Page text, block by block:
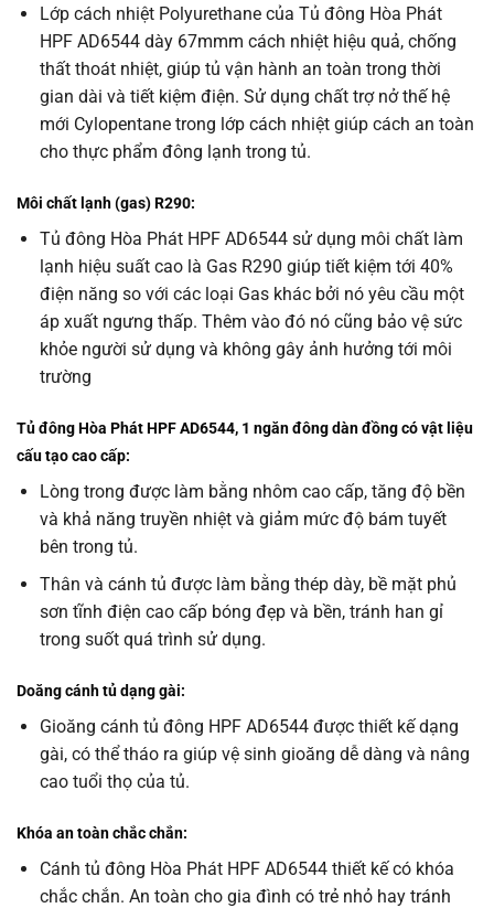
Lớp cách nhiệt Polyurethane của Tủ đông Hòa Phát
HPF AD6544 dày 67mmm cách nhiệt hiệu quả, chống
thất thoát nhiệt, giúp tủ vận hành an toàn trong thời
gian dài và tiết kiệm điện. Sử dụng chất trợ nở thế hệ
mới Cylopentane trong lớp cách nhiệt giúp cách an toàn
cho thực phẩm đông lạnh trong tủ.
Môi chất lạnh (gas) R290:
Tủ đông Hòa Phát HPF AD6544 sử dụng môi chất làm
lạnh hiệu suất cao là Gas R290 giúp tiết kiệm tới 40%
điện năng so với các loại Gas khác bởi nó yêu cầu một
áp xuất ngưng thấp. Thêm vào đó nó cũng bảo vệ sức
khỏe người sử dụng và không gây ảnh hưởng tới môi
trường
Tủ đông Hòa Phát HPF AD6544, 1 ngăn đông dàn đồng có vật liệu
cấu tạo cao cấp:
Lòng trong được làm bằng nhôm cao cấp, tăng độ bền
và khả năng truyền nhiệt và giảm mức độ bám tuyết
bên trong tủ.
Thân và cánh tủ được làm bằng thép dày, bề mặt phủ
sơn tĩnh điện cao cấp bóng đẹp và bền, tránh han gỉ
trong suốt quá trình sử dụng.
Doăng cánh tủ dạng gài:
Gioăng cánh tủ đông HPF AD6544 được thiết kế dạng
gài, có thể tháo ra giúp vệ sinh gioăng dễ dàng và nâng
cao tuổi thọ của tủ.
Khóa an toàn chắc chắn:
Cánh tủ đông Hòa Phát HPF AD6544 thiết kế có khóa
chắc chắn. An toàn cho gia đình có trẻ nhỏ hay tránh